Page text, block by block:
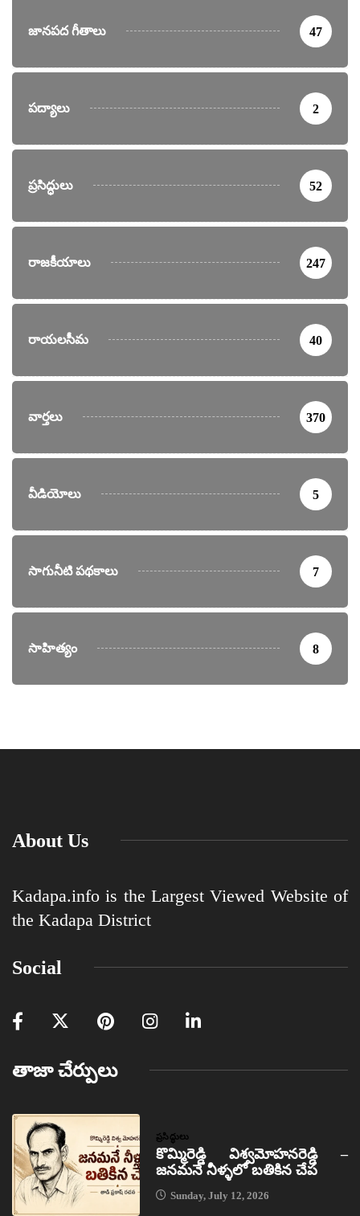
జానపద గీతాలు 47
పద్యాలు 2
ప్రసిద్ధులు 52
రాజకీయాలు 247
రాయలసీమ 40
వార్తలు 370
వీడియోలు 5
సాగునీటి పథకాలు 7
సాహిత్యం 8
About Us
Kadapa.info is the Largest Viewed Website of
the Kadapa District
Social
తాజా చేర్పులు
ప్రసిద్ధులు
కొమ్మిరెడ్డి విశ్వమోహనరెడ్డి –
జనమనే నీళ్ళలో బతికిన చేప
Sunday, July 12, 2026